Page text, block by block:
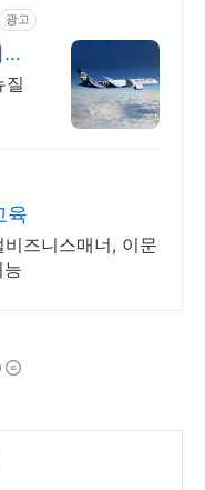
광고
질
육
즈니스매너, 이문